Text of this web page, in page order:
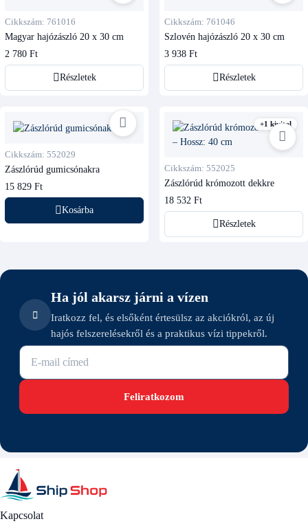
Cikkszám: 761016
Magyar hajózászló 20 x 30 cm
2 780 Ft
Részletek
Cikkszám: 761046
Szlovén hajózászló 20 x 30 cm
3 938 Ft
Részletek
Cikkszám: 552029
Zászlórúd gumicsónakra
15 829 Ft
Kosárba
+1 kivitel
Cikkszám: 552025
Zászlórúd krómozott dekkre
18 532 Ft
Részletek
Ha jól akarsz járni a vízen
Iratkozz fel, és elsőként értesülsz az akciókról, az új
hajós felszerelésekről és a praktikus vízi tippekről.
E-mail cím
Feliratkozom
Kapcsolat